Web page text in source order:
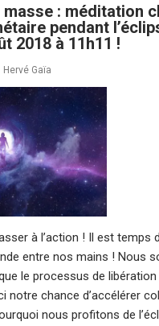
: méditation
pendant
2018 à 11h11 !
Hervé Gaïa
à l’action ! Il est temps
entre nos mains ! Nous
le processus de
notre chance d’accélérer
nous profitons de